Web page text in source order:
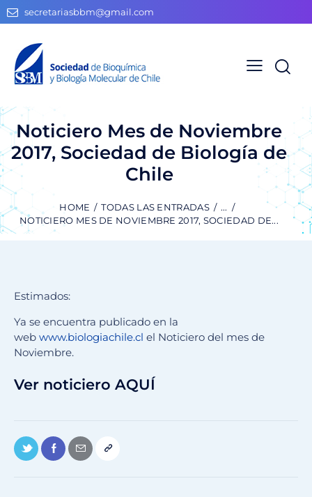
secretariasbbm@gmail.com
Noticiero Mes de Noviembre
2017, Sociedad de Biología de
Chile
HOME TODAS LAS ENTRADAS
...
NOTICIERO MES DE NOVIEMBRE 2017, SOCIEDAD DE...
Estimados:
Ya se encuentra publicado en la
web www.biologiachile.cl el Noticiero del mes de
Noviembre.
Ver noticiero AQUÍ